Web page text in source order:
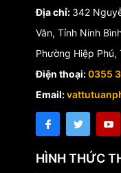
Địa chỉ: 342
Văn, Tỉnh Ninh
Phường Hiệp Phú,
Điện thoại:0355
Email:
HÌNH THỨC